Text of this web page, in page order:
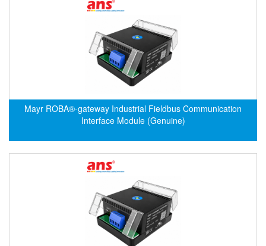
Exide Technologies Vietnam
FANUC
FDM/ F.lli Della Marca Srl
FEIN
FHF (EATON Crouse-Hinds)
Mayr ROBA®-gateway Industrial Fieldbus Communication
Interface Module (Genuine)